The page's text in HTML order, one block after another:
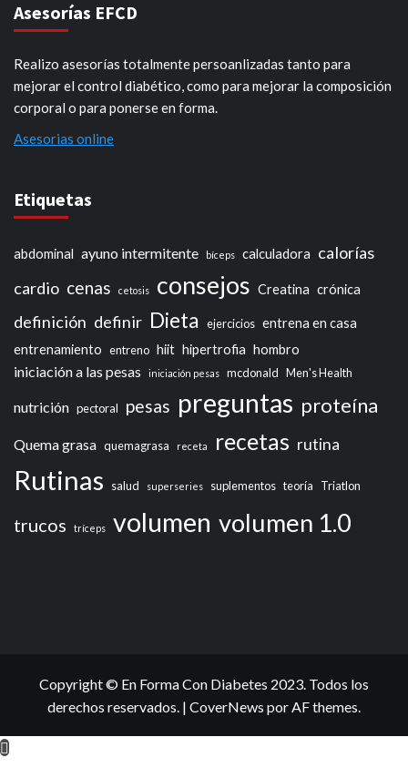
Asesorías EFCD
Realizo asesorías totalmente persoanlizadas tanto para
mejorar el control diabético, como para mejorar la composición
corporal o para ponerse en forma.
Asesorias online
Etiquetas
abdominal ayuno intermitente bíceps calculadora calorías
cardio cenas cetosis consejos Creatina crónica
definición definir Dieta ejercicios entrena en casa
entrenamiento entreno hiit hipertrofia hombro
iniciación a las pesas iniciación pesas mcdonald Men's Health
nutrición pectoral pesas preguntas proteína
Quema grasa quemagrasa receta recetas rutina
Rutinas salud superseries suplementos teoría Triatlon
trucos tríceps volumen volumen 1.0
Copyright © En Forma Con Diabetes 2023. Todos los
derechos reservados. | CoverNews por AF themes.